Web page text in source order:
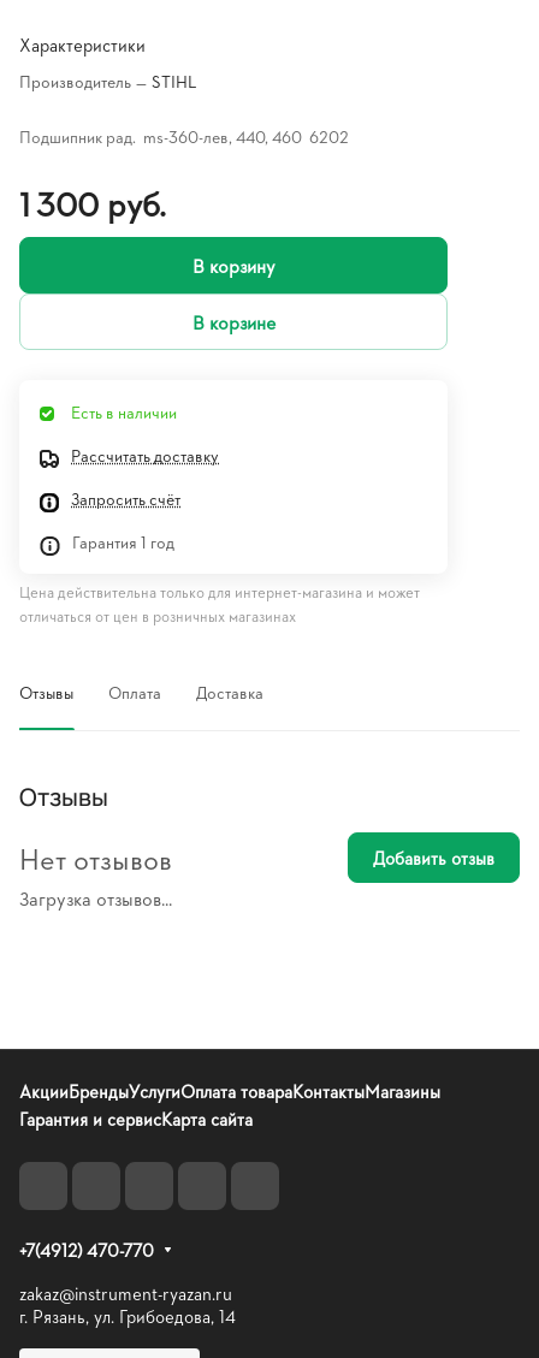
Характеристики
Производитель — STIHL
Подшипник рад. ms-360-лев, 440, 460 6202
1 300 руб.
В корзину
В корзине
Есть в наличии
Рассчитать доставку
Запросить счёт
Гарантия 1 год
Цена действительна только для интернет-магазина и может
отличаться от цен в розничных магазинах
Отзывы Оплата Доставка
Отзывы
Загрузка отзывов...
Нет отзывов Добавить отзыв
АкцииБрендыУслугиОплата товараКонтактыМагазины
Гарантия и сервисКарта сайта
+7(4912) 470-770
zakaz@instrument-ryazan.ru
г. Рязань, ул. Грибоедова, 14